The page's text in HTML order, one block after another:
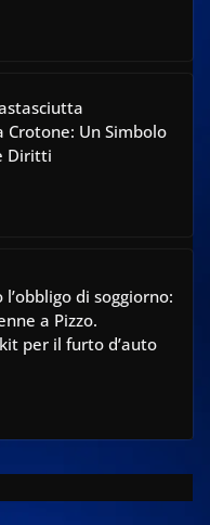
Crotone: Un Simbolo
Diritti
l’obbligo di soggiorno:
a Pizzo.
per il furto d’auto